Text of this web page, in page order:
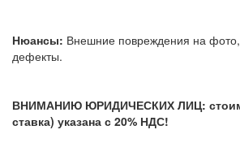
Нюансы: Внешние повреждения на
дефекты.
ВНИМАНИЮ ЮРИДИЧЕСКИХ ЛИЦ:
ставка) указана с 20% НДС!